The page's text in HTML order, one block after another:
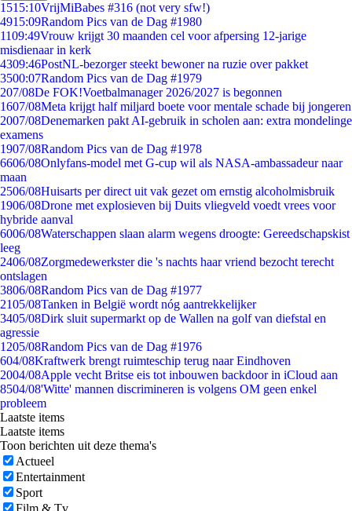
1515:10VrijMiBabes #316 (not very sfw!)
4915:09Random Pics van de Dag #1980
1109:49Vrouw krijgt 30 maanden cel voor afpersing 12-jarige
misdienaar in kerk
4309:46PostNL-bezorger steekt bewoner na ruzie over pakket
3500:07Random Pics van de Dag #1979
207/08De FOK!Voetbalmanager 2026/2027 is begonnen
1607/08Meta krijgt half miljard boete voor mentale schade bij jongeren
2007/08Denemarken pakt AI-gebruik in scholen aan: extra mondelinge
examens
1907/08Random Pics van de Dag #1978
6606/08Onlyfans-model met G-cup wil als NASA-ambassadeur naar
maan
2506/08Huisarts per direct uit vak gezet om ernstig alcoholmisbruik
1906/08Drone met explosieven bij Duits vliegveld voedt vrees voor
hybride aanval
6006/08Waterschappen slaan alarm wegens droogte: Gereedschapskist
leeg
2406/08Zorgmedewerkster die 's nachts haar vriend bezocht terecht
ontslagen
3806/08Random Pics van de Dag #1977
2105/08Tanken in België wordt nóg aantrekkelijker
3405/08Dirk sluit supermarkt op de Wallen na golf van diefstal en
agressie
1205/08Random Pics van de Dag #1976
604/08Kraftwerk brengt ruimteschip terug naar Eindhoven
2004/08Apple vecht Britse eis tot inbouwen backdoor in iCloud aan
8504/08'Witte' mannen discrimineren is volgens OM geen enkel
probleem
Laatste items
Laatste items
Toon berichten uit deze thema's
Actueel
Entertainment
Sport
Film & Tv